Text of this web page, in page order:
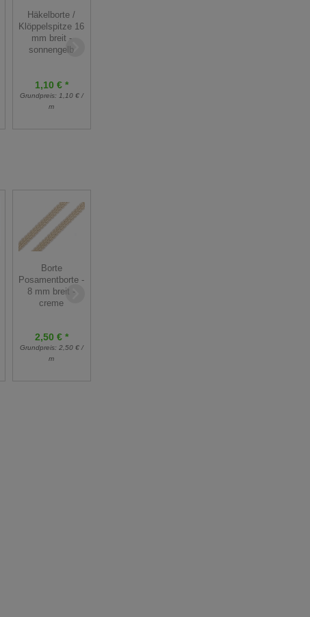
Häkelborte /
Klöppelspitze 16
mm breit -
sonnengelb
1,10 € *
Grundpreis: 1,10 € /
m
Borte
Posamentborte -
8 mm breit -
creme
2,50 € *
Grundpreis: 2,50 € /
m